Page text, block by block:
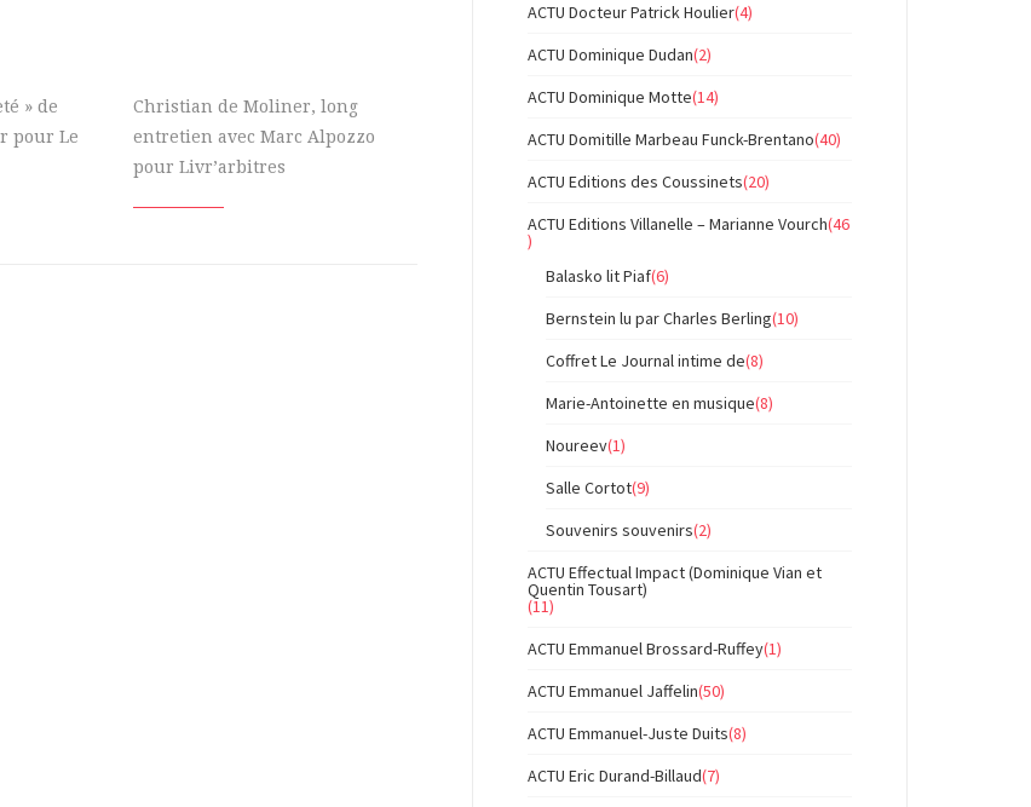
» de
pour Le
Christian de Moliner, long
entretien avec Marc Alpozzo
pour Livr’arbitres
ACTU Docteur Patrick Houlier(4)
ACTU Dominique Dudan(2)
ACTU Dominique Motte(14)
ACTU Domitille Marbeau Funck-Brentano(40)
ACTU Editions des Coussinets(20)
ACTU Editions Villanelle – Marianne Vourch(46
)
Balasko lit Piaf(6)
Bernstein lu par Charles Berling(10)
Coffret Le Journal intime de(8)
Marie-Antoinette en musique(8)
Noureev(1)
Salle Cortot(9)
Souvenirs souvenirs(2)
ACTU Effectual Impact (Dominique Vian et
Quentin Tousart)
(11)
ACTU Emmanuel Brossard-Ruffey(1)
ACTU Emmanuel Jaffelin(50)
ACTU Emmanuel-Juste Duits(8)
ACTU Eric Durand-Billaud(7)